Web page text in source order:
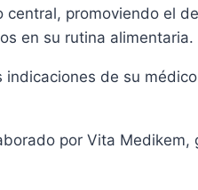
promoviendo el
en su rutina alimentaria.
de su
por Vita